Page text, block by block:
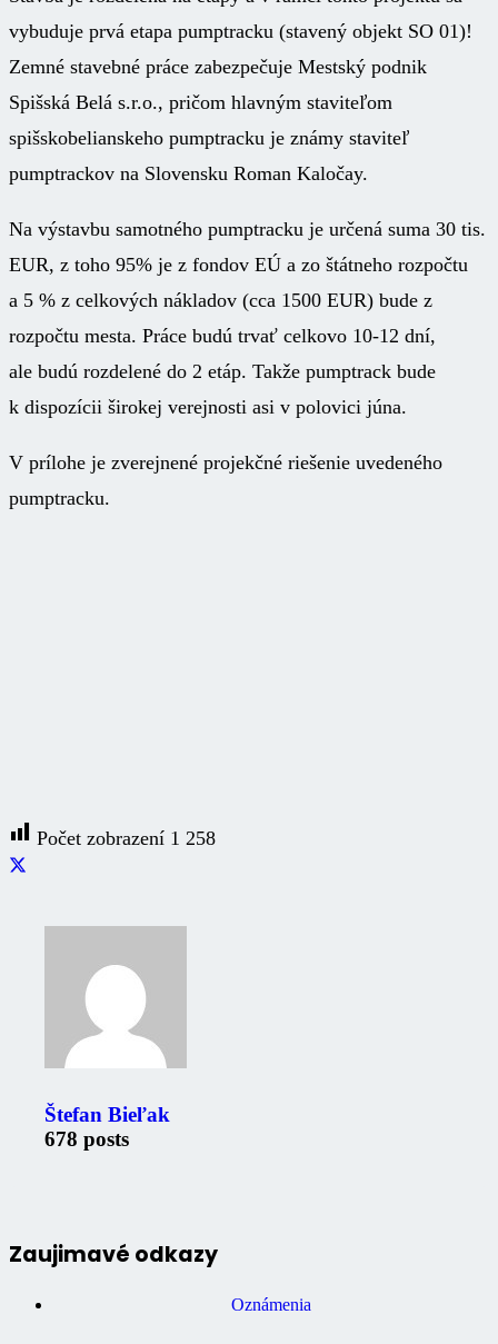
vybuduje prvá etapa pumptracku (stavený objekt SO 01)!
Zemné stavebné práce zabezpečuje Mestský podnik
Spišská Belá s.r.o., pričom hlavným staviteľom
spišskobelianskeho pumptracku je známy staviteľ
pumptrackov na Slovensku Roman Kaločay.
Na výstavbu samotného pumptracku je určená suma 30 tis.
EUR, z toho 95% je z fondov EÚ a zo štátneho rozpočtu
a 5 % z celkových nákladov (cca 1500 EUR) bude z
rozpočtu mesta. Práce budú trvať celkovo 10-12 dní,
ale budú rozdelené do 2 etáp. Takže pumptrack bude
k dispozícii širokej verejnosti asi v polovici júna.
V prílohe je zverejnené projekčné riešenie uvedeného
pumptracku.
Počet zobrazení 1 258
Štefan Bieľak
678 posts
Zaujimavé odkazy
Oznámenia